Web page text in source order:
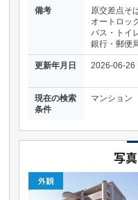
備考
原交差点そ
オートロッ
バス・トイ
銀行・郵便
更新年月日 2026-06-26
現在の検索
条件
マンショ
写
外観